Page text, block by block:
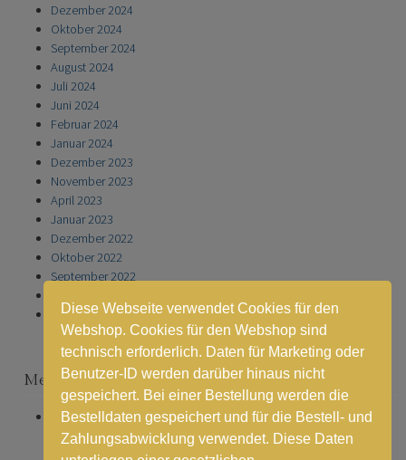
Dezember 2024
Oktober 2024
September 2024
August 2024
Juli 2024
Juni 2024
Februar 2024
Januar 2024
Dezember 2023
November 2023
April 2023
Januar 2023
Dezember 2022
Oktober 2022
September 2022
Januar 2021
Meta
Anmelden
Diese Webseite verwendet Cookies für den
Webshop. Cookies für den Webshop sind
technisch erforderlich. Daten für Marketing oder
Benutzer-ID werden darüber hinaus nicht
gespeichert. Bei einer Bestellung werden die
Bestelldaten gespeichert und für die Bestell- und
Zahlungsabwicklung verwendet. Diese Daten